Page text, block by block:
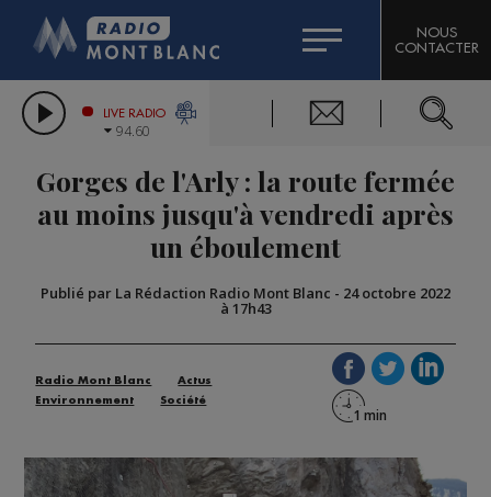
LES CHRONIQUES DE L'EXPERT
CITIZEN MACHINERY
GRAND MASSIF DOMAINES SKIABLES
BIGARD
COMPAGNIE DU MONT-BLANC
NOUS
CONTACTER
LIVE RADIO
94.60
Gorges de l'Arly : la route fermée
au moins jusqu'à vendredi après
un éboulement
Publié par La Rédaction Radio Mont Blanc - 24 octobre 2022
à 17h43
Radio Mont Blanc
Actus
Environnement
Société